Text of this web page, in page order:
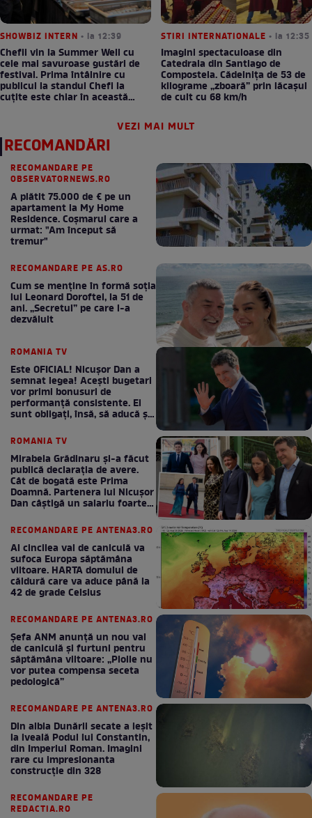
SHOWBIZ INTERN • la 12:39
Chefii vin la Summer Well cu
cele mai savuroase gustări de
festival. Prima întâlnire cu
publicul la standul Chefi la
cuțite este chiar în această
STIRI INTERNATIONALE • la 12:35
Imagini spectaculoase din
Catedrala din Santiago de
Compostela. Cădelnița de 53 de
kilograme „zboară” prin lăcașul
de cult cu 68 km/h
VEZI MAI MULT
RECOMANDĂRI
RECOMANDARE PE
OBSERVATORNEWS.RO
A plătit 75.000 de € pe un
apartament la My Home
Residence. Coşmarul care a
urmat: "Am început să
tremur"
RECOMANDARE PE AS.RO
Cum se menţine în formă soţia
lui Leonard Doroftei, la 51 de
ani. „Secretul” pe care l-a
dezvăluit
ROMANIA TV
Este OFICIAL! Nicușor Dan a
semnat legea! Acești bugetari
vor primi bonusuri de
performanță consistente. Ei
sunt obligați, însă, să aducă și
ROMANIA TV
Mirabela Grădinaru și-a făcut
publică declarația de avere.
Cât de bogată este Prima
Doamnă. Partenera lui Nicușor
Dan câștigă un salariu foarte
RECOMANDARE PE ANTENA3.RO
Al cincilea val de caniculă va
sufoca Europa săptămâna
viitoare. HARTA domului de
căldură care va aduce până la
42 de grade Celsius
RECOMANDARE PE ANTENA3.RO
Șefa ANM anunță un nou val
de caniculă și furtuni pentru
săptămâna viitoare: „Ploile nu
vor putea compensa seceta
pedologică”
RECOMANDARE PE ANTENA3.RO
Din albia Dunării secate a ieșit
la iveală Podul lui Constantin,
din Imperiul Roman. Imagini
rare cu impresionanta
construcție din 328
RECOMANDARE PE
REDACTIA.RO